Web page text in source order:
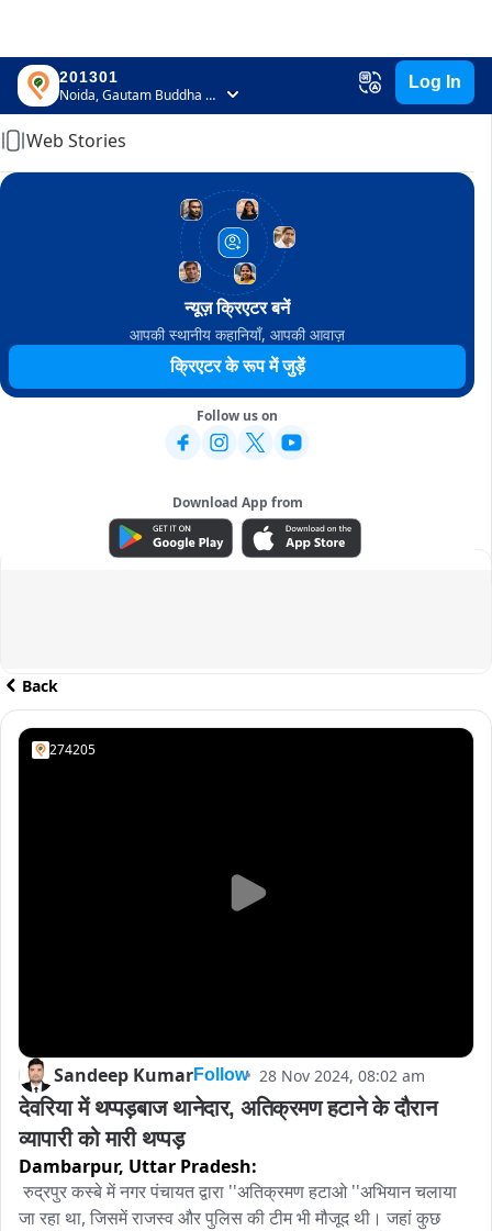
201301
Noida, Gautam Buddha Nagar, Uttar Pradesh
Log In
Home
Web Stories
न्यूज़ क्रिएटर बनें
आपकी स्थानीय कहानियाँ, आपकी आवाज़
क्रिएटर के रूप में जुड़ें
Follow us on
Download App from
ADVERTISEMENT
Back
274205
Sandeep KumarFollow 28 Nov 2024, 08:02 am
देवरिया में थप्पड़बाज थानेदार, अतिक्रमण हटाने के दौरान
व्यापारी को मारी थप्पड़
Dambarpur, Uttar Pradesh:
रुद्रपुर कस्बे में नगर पंचायत द्वारा ''अतिक्रमण हटाओ ''अभियान चलाया
जा रहा था, जिसमें राजस्व और पुलिस की टीम भी मौजूद थी। जहां कुछ